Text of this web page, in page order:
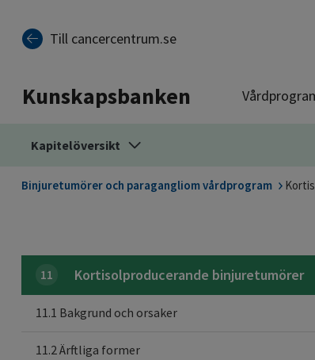
Till cancercentrum.se
Kunskapsbanken
Kapitelöversikt
Binjuretumörer och paragangliom vårdprogram
11 Kortisolproducerande binjuretumörer
11.1 Bakgrund och orsaker
11.2 Ärftliga former